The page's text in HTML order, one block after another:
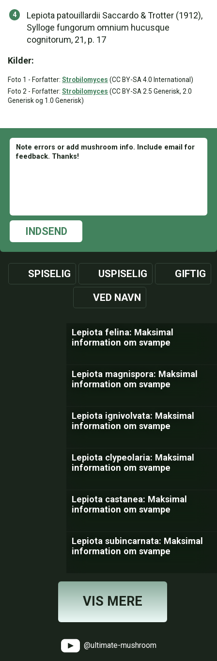
Lepiota patouillardii Saccardo & Trotter (1912),
Sylloge fungorum omnium hucusque
cognitorum, 21, p. 17
Kilder:
Foto 1 - Forfatter: Strobilomyces (CC BY-SA 4.0 International)
Foto 2 - Forfatter: Strobilomyces (CC BY-SA 2.5 Generisk, 2.0
Generisk og 1.0 Generisk)
INDSEND
SPISELIG USPISELIG GIFTIG
VED NAVN
Lepiota felina: Maksimal
information om svampe
Lepiota magnispora: Maksimal
information om svampe
Lepiota ignivolvata: Maksimal
information om svampe
Lepiota clypeolaria: Maksimal
information om svampe
Lepiota castanea: Maksimal
information om svampe
Lepiota subincarnata: Maksimal
information om svampe
VIS MERE
@ultimate-mushroom